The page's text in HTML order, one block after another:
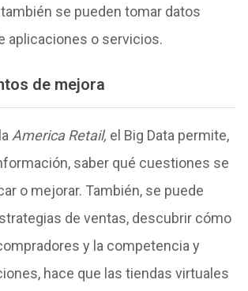
se pueden tomar datos
aplicaciones o servicios.
de mejora
America Retail, el Big Data permite,
saber qué cuestiones se
o mejorar. También, se puede
de ventas, descubrir cómo
y la competencia y
hace que las tiendas virtuales